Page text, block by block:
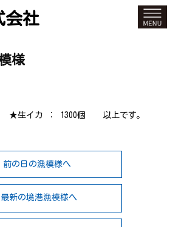
会社
様
、 ★生イカ ： 1300個 以上です。
前の日の漁模様へ
最新の境港漁模様へ